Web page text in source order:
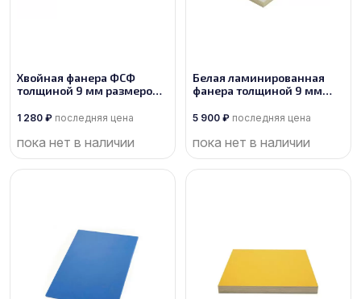
Хвойная фанера ФСФ
толщиной 9 мм размером
1 280 ₽ последняя цена
пока нет в наличии
Белая ламинированная
фанера толщиной 9 мм
1/1
5 900 ₽ последняя цена
пока нет в наличии